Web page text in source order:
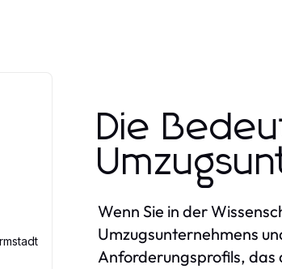
Die
Wenn Sie in der
Umzugsunternehmens
Anforderungsprofils, das